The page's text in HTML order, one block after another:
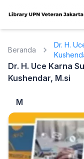
Beranda
Dr. H.
Dr. H. Uce Karna
Kushendar, M.si
M